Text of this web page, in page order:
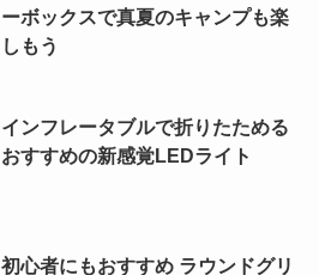
ーボックスで真夏のキャンプも楽
しもう
インフレータブルで折りたためる
おすすめの新感覚LEDライト
初心者にもおすすめ ラウンドグリ